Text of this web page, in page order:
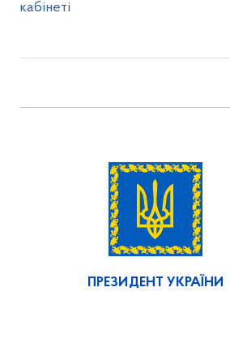
кабінеті
ПРЕЗИДЕНТ УКРАЇНИ